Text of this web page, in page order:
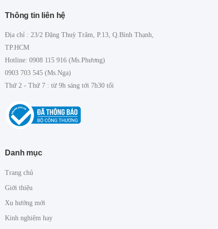
Thông tin liên hệ
Địa chỉ : 23/2 Đặng Thuỳ Trâm, P.13, Q.Bình Thạnh,
TP.HCM
Hotline: 0908 115 916 (Ms.Phương)
0903 703 545 (Ms.Nga)
Thứ 2 - Thứ 7 : từ 9h sáng tới 7h30 tối
Danh mục
Trang chủ
Giới thiệu
Xu hướng mới
Kinh nghiệm hay